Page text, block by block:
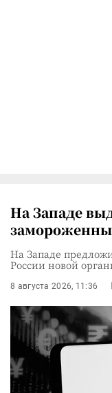
На Западе
На Западе
России новой
8 августа 2026, 11:36